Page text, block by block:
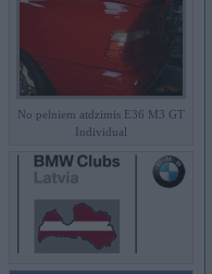
No pelniem atdzimis E36 M3 GT
Individual